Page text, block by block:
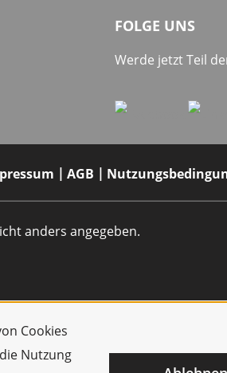
Cookies
Nutzung
FOLGE UNS
Werde jetzt Teil
AGB
anders angegeben.